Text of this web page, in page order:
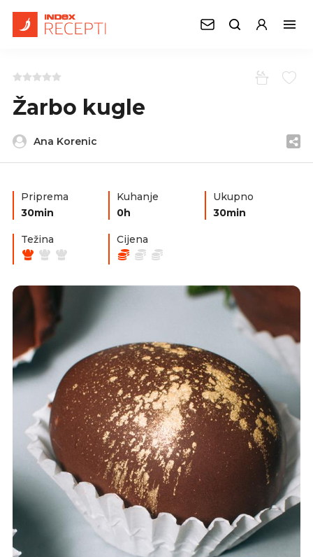
Žarbo kugle
Ana Korenic
Priprema
30min
Kuhanje
0h
Ukupno
30min
Težina Cijena